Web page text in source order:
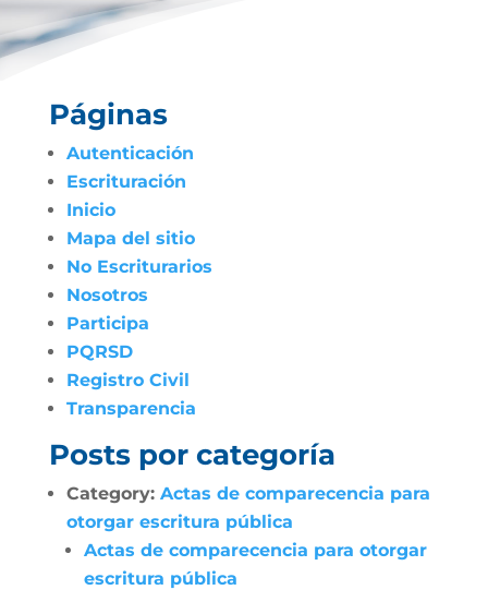
Páginas
Autenticación
Escrituración
Inicio
Mapa del sitio
No Escriturarios
Nosotros
Participa
PQRSD
Registro Civil
Transparencia
Posts por categoría
Category: Actas de comparecencia para
otorgar escritura pública
Actas de comparecencia para otorgar
escritura pública